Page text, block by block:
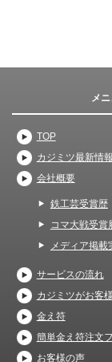
メ
TOP
カジミツ最新情
会社概要
鉄工芸受賞歴
コマ大戦受賞
メディア掲載
サービスの流れ
カジミツがお客
金え符
簡単金え符注文
お客様の声